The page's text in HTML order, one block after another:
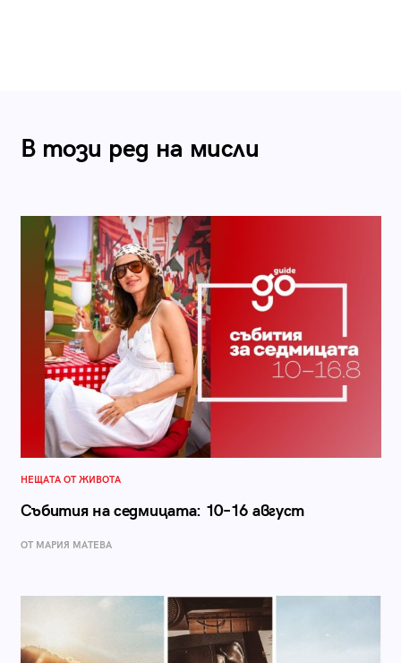
В този ред на мисли
НЕЩАТА ОТ ЖИВОТА
Събития на седмицата: 10–16 август
ОТ МАРИЯ МАТЕВА